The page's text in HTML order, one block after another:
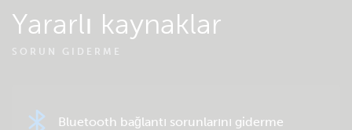
Yararlı kaynaklar
SORUN GIDERME
Bluetooth bağlantı sorunlarını giderme